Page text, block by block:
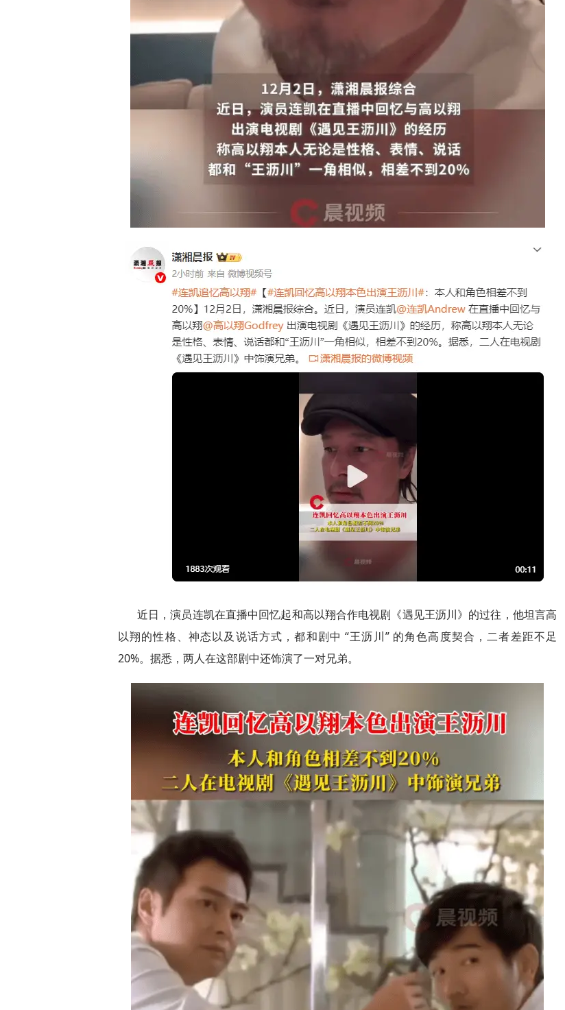
近日，演员连凯在直播中回忆起和高以翔合作电视剧《遇见王沥川》的过往，他坦言高
以翔的性格、神态以及说话方式，都和剧中 “王沥川” 的角色高度契合，二者差距不足
20%。据悉，两人在这部剧中还饰演了一对兄弟。